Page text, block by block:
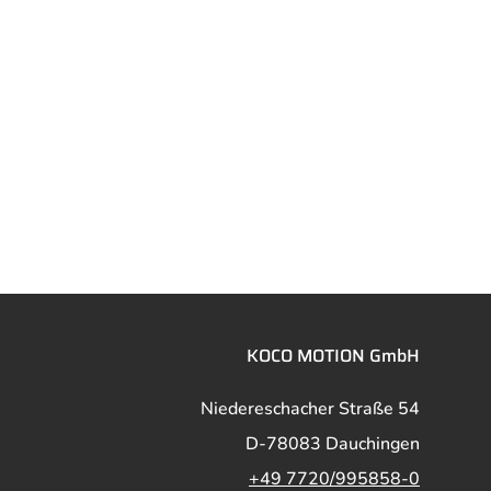
KOCO MOTION GmbH
Niedereschacher Straße 54
D-78083 Dauchingen
+49 7720/995858-0